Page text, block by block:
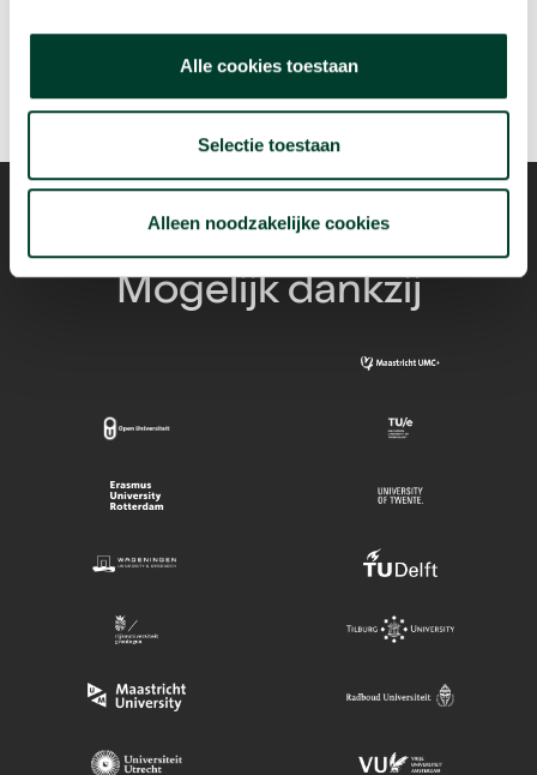
Alle cookies toestaan
Selectie toestaan
Alleen noodzakelijke cookies
arrow_forward
Mogelijk dankzij